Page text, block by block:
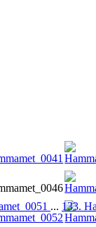
... 133.